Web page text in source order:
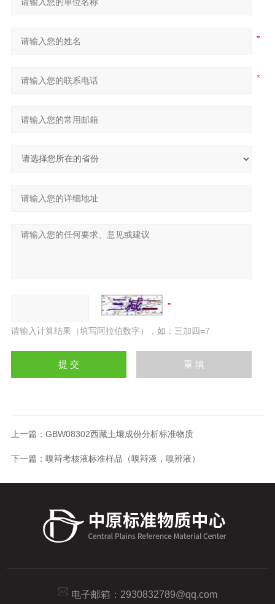
请输入计算结果（填写阿拉伯数字），如：三加四=7
上一篇： GBW08302西藏土壤成份分析标准物质
下一篇： 嗅辩考核液标准样品（嗅辩液，嗅辨液）
电子邮箱： 2930832789@qq.com